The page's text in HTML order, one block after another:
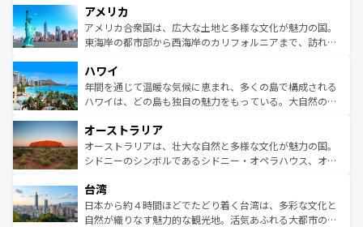
ンツ一覧を参照してほしい。
の建物がそのまま残る町や、スイスならではのユニークな
博物館もあり、アルプス観光だけでなく町歩きも満喫する
ことができる。国民の所得が高いため物価も高いが、旅行
ば市内交通費無料で観光を楽しむこともできる。 なお、新
着のスイス情報はコンテンツ一覧 を参照してほしい。
アメリカ
アメリカ合衆国は、広大な土地と多様な文化が魅力の国。
東海岸の都市部から西海岸のカリフォルニアまで、訪れる
のような巨大都市は、観光、ショッピング、エンターテイ
ンメントが詰まった刺激的なスポットだ。一方、アメリカ
西部には大自然が広がり、グランドキャニオンやイエロー
部のニューオーリンズでは、音楽と美食が融合した独特の
文化が魅力。旅行者はアメリカの各地域で異なる魅力を楽
しみながら、その多様性と豊かな歴史を感じることができ
ならではの贅沢な旅のスタイルだ。 なお、新着のアメリカ
情報はコンテンツ一覧を参照してほしい。
ハワイ
年間を通じて温暖な気候に恵まれ、多くの島で構成される
ハワイは、どの島も独自の魅力をもっている。大自然の神
ワイ島は見逃せない。また、定番の観光地といえばオアフ
島だが、静かな自然を求めるならマウイ島やカウアイ島が
おすすめ。エメラルドグリーンに輝く海をはじめ、豊かな
れるおもてなしの心で訪れる人々を迎えてくれるハワイの
人々、おいしいローカルフードやハワイアンミュージッ
ク、伝統的なフラダンスなど、すべてがハワイの魅力を彩
オーストラリア
オーストラリアは、壮大な自然と多様な文化が魅力の国。
シドニーのシンボルであるシドニー・オペラハウス、オー
リアリーフや大陸中央部にそびえるウルル（エアーズロッ
ク）、タスマニアの美しい原生林やケアンズの熱帯雨林な
ど、見どころがたくさん。また、カフェやワイン、オージ
台湾
日本から約４時間ほどでたどり着く台湾は、多彩な文化と
自然が織りなす魅力的な観光地。活気あふれる大都市の台